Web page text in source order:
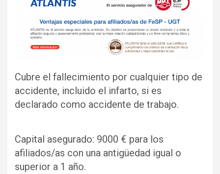
Cubre el fallecimiento por cualquier tipo de
accidente, incluido el infarto, si es
declarado como accidente de trabajo.
Capital asegurado: 9000 € para los
afiliados/as con una antigüedad igual o
superior a 1 año.